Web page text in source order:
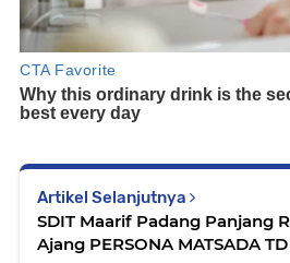
Artikel Selanjutnya
SDIT Maarif Padang Panjang
Ajang PERSONA MATSADA